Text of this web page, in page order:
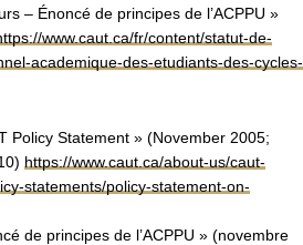
– Énoncé de principes de l’ACPPU »
www.caut.ca/fr/content/statut-de-
academique-des-etudiants-des-cycles-
Policy Statement » (November 2005;
https://www.caut.ca/about-us/caut-
statements/policy-statement-on-
de principes de l’ACPPU » (novembre